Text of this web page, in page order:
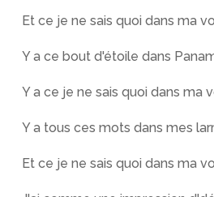
Et ce je ne sais quoi dans ma
Y a ce bout d'étoile dans
Y a ce je ne sais quoi dans ma
Y a tous ces mots dans mes
Et ce je ne sais quoi dans ma